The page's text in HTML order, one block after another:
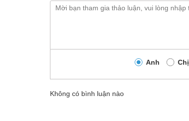
Anh Chị
Không có bình luận nào